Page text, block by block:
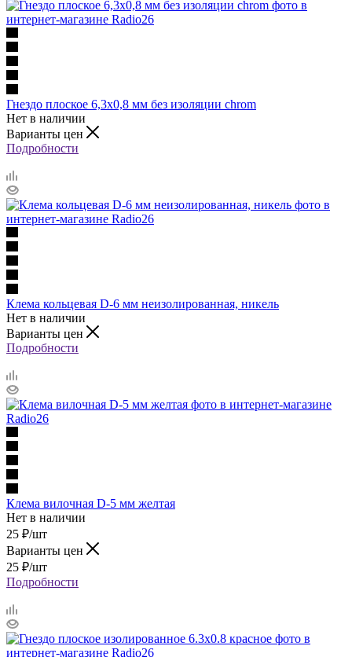
Гнездо плоское 6,3х0,8 мм без изоляции chrom
Нет в наличии
Варианты цен
Подробности
Клема кольцевая D-6 мм неизолированная, никель
Нет в наличии
Варианты цен
Подробности
Клема вилочная D-5 мм желтая
Нет в наличии
25 ₽/шт
Варианты цен
25 ₽/шт
Подробности